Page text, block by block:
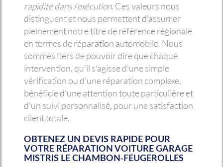
rapidité dans l'exécution. Ces valeurs nous
distinguent et nous permettent d'assumer
pleinement notre titre de référence régionale
en termes de réparation automobile. Nous
sommes fiers de pouvoir dire que chaque
intervention, qu'il s'agisse d'une simple
vérification ou d'une réparation complexe,
bénéficie d'une attention toute particulière et
d'un suivi personnalisé, pour une satisfaction
client totale.
OBTENEZ UN DEVIS RAPIDE POUR
VOTRE RÉPARATION VOITURE GARAGE
MISTRIS LE CHAMBON-FEUGEROLLES